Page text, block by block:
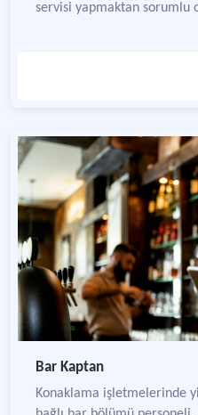
servisi yapmaktan sorumlu
Bar Kaptan
Konaklama işletmelerinde